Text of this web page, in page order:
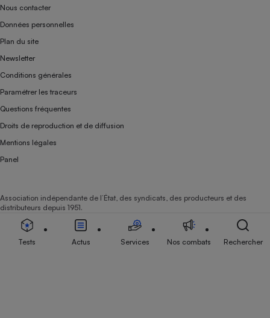
Nous contacter
Données personnelles
Plan du site
Newsletter
Conditions générales
Paramétrer les traceurs
Questions fréquentes
Droits de reproduction et de diffusion
Mentions légales
Panel
Association indépendante de l’État, des syndicats, des producteurs et des
distributeurs depuis 1951.
Tests Actus Services Nos combats Rechercher